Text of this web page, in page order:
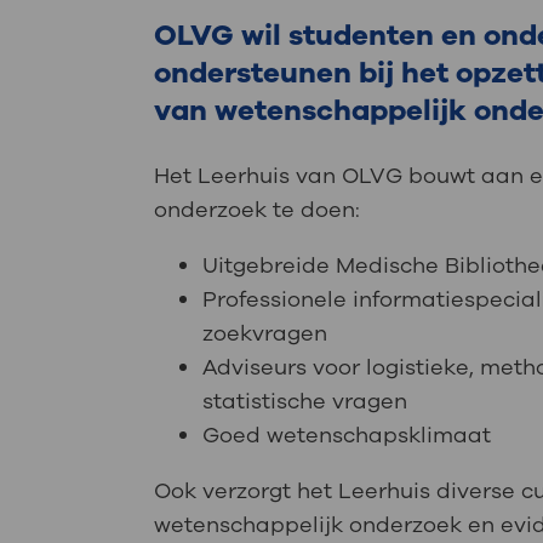
Uw
steeds verder uit, zodat u zelf
we u sneller helpen.
Direct naar MijnOLVG
OLVG wil studenten en
ondersteunen bij het
van wetenschappelijk
Het Leerhuis van OLVG bouwt aan
onderzoek te doen:
Uitgebreide Medische
Professionele
zoekvragen
Adviseurs voor logistieke,
statistische vragen
Goed wetenschapsklimaat
Ook verzorgt het Leerhuis diverse
wetenschappelijk onderzoek en